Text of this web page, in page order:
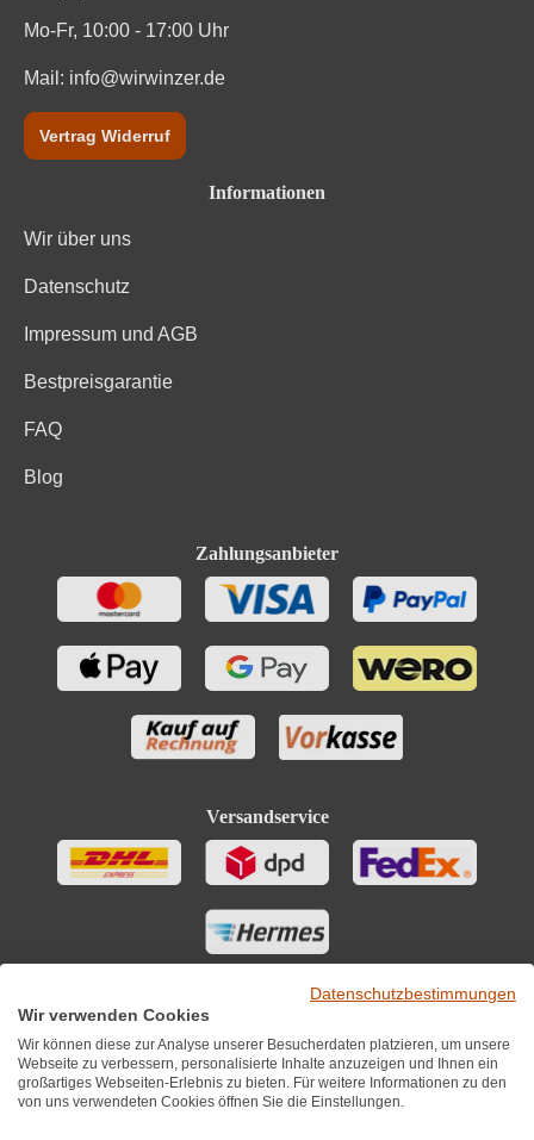
Mo-Fr, 10:00 - 17:00 Uhr
Mail: info@wirwinzer.de
Vertrag Widerruf
Informationen
Wir über uns
Datenschutz
Impressum und AGB
Bestpreisgarantie
FAQ
Blog
Zahlungsanbieter
Versandservice
Datenschutzbestimmungen
Wir verwenden Cookies
Wir können diese zur Analyse unserer Besucherdaten platzieren, um unsere
Webseite zu verbessern, personalisierte Inhalte anzuzeigen und Ihnen ein
großartiges Webseiten-Erlebnis zu bieten. Für weitere Informationen zu den
von uns verwendeten Cookies öffnen Sie die Einstellungen.